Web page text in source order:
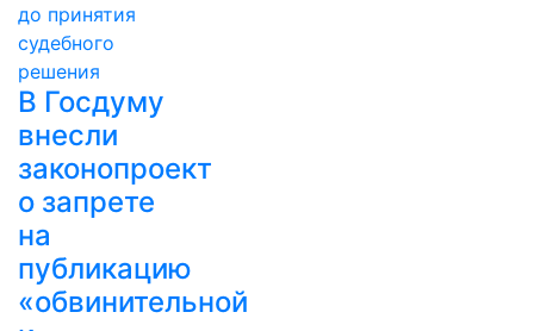
В Госдуму
внесли
законопроект
о запрете
на
публикацию
«обвинительной